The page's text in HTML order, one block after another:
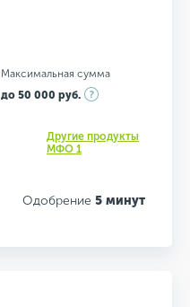
Максимальная сумма
до 50 000 руб.
Другие продукты
МФО 1
Одобрение 5 минут